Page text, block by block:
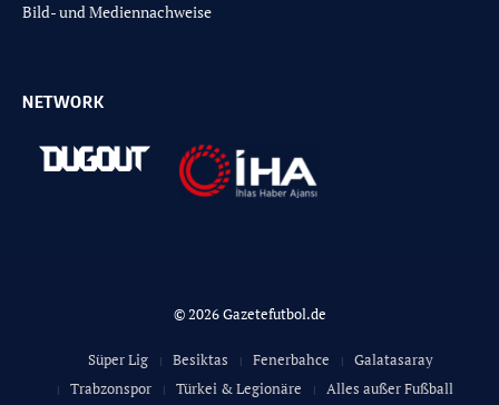
Bild- und Mediennachweise
NETWORK
© 2026 Gazetefutbol.de
Süper Lig Besiktas Fenerbahce
Galatasaray
Trabzonspor
Türkei & Legionäre Alles außer Fußball